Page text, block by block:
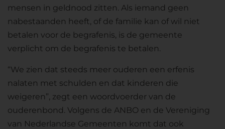
mensen in geldnood zitten. Als iemand geen
nabestaanden heeft, of de familie kan of wil niet
betalen voor de begrafenis, is de gemeente
verplicht om de begrafenis te betalen.
“We zien dat steeds meer ouderen een erfenis
nalaten met schulden en dat kinderen die
weigeren”, zegt een woordvoerder van de
ouderenbond. Volgens de ANBO en de Vereniging
van Nederlandse Gemeenten komt dat ook